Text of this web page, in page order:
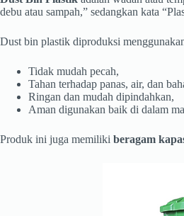
debu atau sampah,” sedangkan kata
Dust bin plastik diproduksi
Tidak mudah pecah,
Tahan terhadap panas, air, dan
Ringan dan mudah dipindahkan,
Aman digunakan baik di dalam
Produk ini juga memiliki beragam